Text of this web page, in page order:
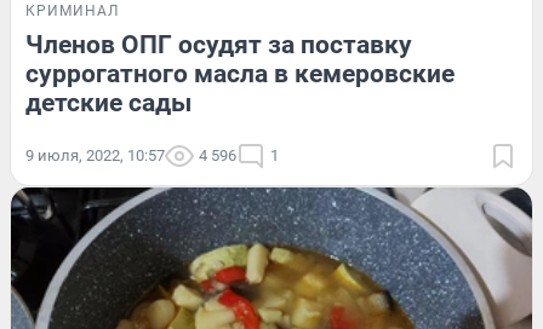
КРИМИНАЛ
Членов ОПГ осудят за поставку
суррогатного масла в кемеровские
детские сады
9 июля, 2022, 10:57 4 596 1